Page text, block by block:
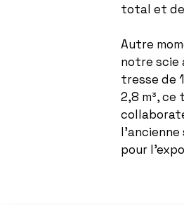
total et de
Autre
notre scie
tresse de
2,8 m³, ce
pour